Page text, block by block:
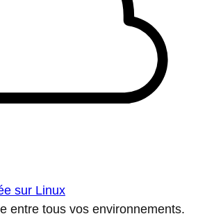
sur Linux
entre tous vos environnements.